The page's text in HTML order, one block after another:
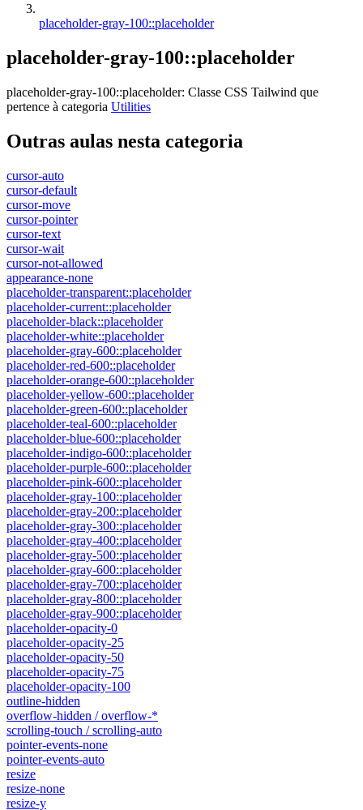
placeholder-gray-100::placeholder
placeholder-gray-100::placeholder
placeholder-gray-100::placeholder: Classe CSS Tailwind que
pertence à categoria Utilities
Outras aulas nesta categoria
cursor-auto
cursor-default
cursor-move
cursor-pointer
cursor-text
cursor-wait
cursor-not-allowed
appearance-none
placeholder-transparent::placeholder
placeholder-current::placeholder
placeholder-black::placeholder
placeholder-white::placeholder
placeholder-gray-600::placeholder
placeholder-red-600::placeholder
placeholder-orange-600::placeholder
placeholder-yellow-600::placeholder
placeholder-green-600::placeholder
placeholder-teal-600::placeholder
placeholder-blue-600::placeholder
placeholder-indigo-600::placeholder
placeholder-purple-600::placeholder
placeholder-pink-600::placeholder
placeholder-gray-100::placeholder
placeholder-gray-200::placeholder
placeholder-gray-300::placeholder
placeholder-gray-400::placeholder
placeholder-gray-500::placeholder
placeholder-gray-600::placeholder
placeholder-gray-700::placeholder
placeholder-gray-800::placeholder
placeholder-gray-900::placeholder
placeholder-opacity-0
placeholder-opacity-25
placeholder-opacity-50
placeholder-opacity-75
placeholder-opacity-100
outline-hidden
overflow-hidden / overflow-*
scrolling-touch / scrolling-auto
pointer-events-none
pointer-events-auto
resize
resize-none
resize-y